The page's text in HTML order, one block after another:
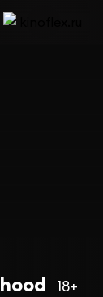
4
18+